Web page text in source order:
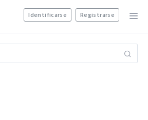
Identificarse Registrarse